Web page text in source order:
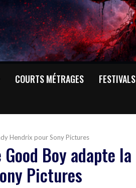
COURTS MÉTRAGES FESTIVALS
Hendrix pour Sony Pictures
Boy adapte la
Pictures